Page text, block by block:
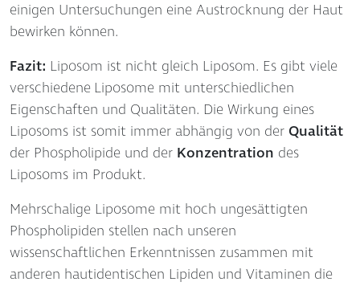
einigen Untersuchungen eine Austrocknung der Haut
bewirken können.
Fazit: Liposom ist nicht gleich Liposom. Es gibt viele
verschiedene Liposome mit unterschiedlichen
Eigenschaften und Qualitäten. Die Wirkung eines
Liposoms ist somit immer abhängig von der Qualität
der Phospholipide und der Konzentration des
Liposoms im Produkt.
Mehrschalige Liposome mit hoch ungesättigten
Phospholipiden stellen nach unseren
wissenschaftlichen Erkenntnissen zusammen mit
anderen hautidentischen Lipiden und Vitaminen die